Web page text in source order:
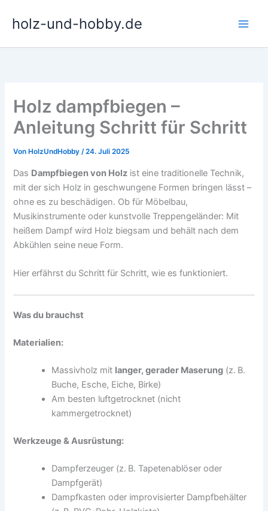
Inhaltholz-und-hobby.de
Holz dampfbiegen –
Anleitung Schritt für Schritt
Von HolzUndHobby/24. Juli 2025
Das Dampfbiegen von Holz ist eine traditionelle Technik,
mit der sich Holz in geschwungene Formen bringen lässt –
ohne es zu beschädigen. Ob für Möbelbau,
Musikinstrumente oder kunstvolle Treppengeländer: Mit
heißem Dampf wird Holz biegsam und behält nach dem
Abkühlen seine neue Form.
Hier erfährst du Schritt für Schritt, wie es funktioniert.
Was du brauchst
Materialien:
Massivholz mit langer, gerader Maserung (z. B.
Buche, Esche, Eiche, Birke)
Am besten luftgetrocknet (nicht
kammergetrocknet)
Werkzeuge & Ausrüstung:
Dampferzeuger (z. B. Tapetenablöser oder
Dampfgerät)
Dampfkasten oder improvisierter Dampfbehälter